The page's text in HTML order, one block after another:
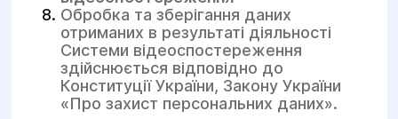
Обробка та зберігання даних
отриманих в результаті діяльності
Системи відеоспостереження
здійснюється відповідно до
Конституції України, Закону України
«Про захист персональних даних».